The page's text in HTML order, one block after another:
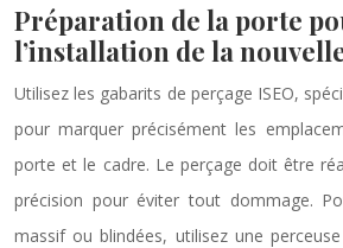
Préparation de la porte
l’installation de la
Utilisez les gabarits de perçage ISEO,
pour marquer précisément les
porte et le cadre. Le perçage doit être
précision pour éviter tout dommage.
massif ou blindées, utilisez une